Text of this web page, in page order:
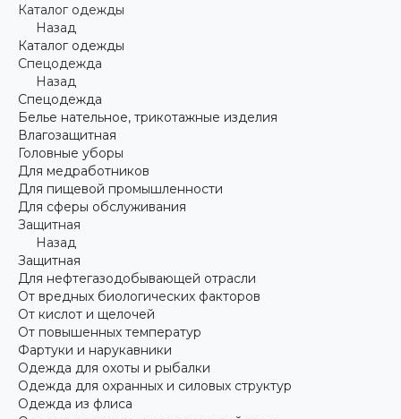
Каталог одежды
Назад
Каталог одежды
Спецодежда
Назад
Спецодежда
Белье нательное, трикотажные изделия
Влагозащитная
Головные уборы
Для медработников
Для пищевой промышленности
Для сферы обслуживания
Защитная
Назад
Защитная
Для нефтегазодобывающей отрасли
От вредных биологических факторов
От кислот и щелочей
От повышенных температур
Фартуки и нарукавники
Одежда для охоты и рыбалки
Одежда для охранных и силовых структур
Одежда из флиса